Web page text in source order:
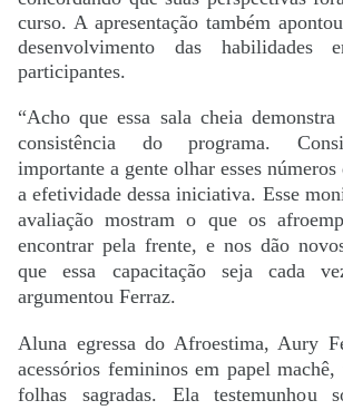
curso. A apresentação também
desenvolvimento das habilidades
participantes.
“Acho que essa sala cheia
consistência do programa.
importante a gente olhar esses
a efetividade dessa iniciativa. Esse
avaliação mostram o que os
encontrar pela frente, e nos dão
que essa capacitação seja cada
argumentou Ferraz.
Aluna egressa do Afroestima, Aury
acessórios femininos em papel
folhas sagradas. Ela testemunhou